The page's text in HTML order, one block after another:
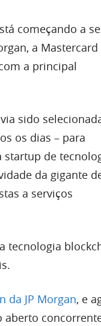
começando a se
a Mastercard
a principal
sido
os dias – para
startup de
da gigante
a serviços
tecnologia
da JP Morgan, e
aberto